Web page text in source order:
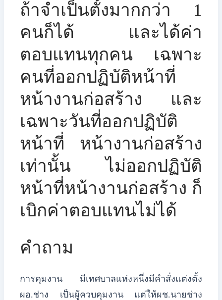
ถ้าจำเป็นตั้งมากกว่า 1
คนก็ได้ และได้ค่า
ตอบแทนทุกคน เฉพาะ
คนที่ออกปฏิบัติหน้าที่
หน้างานก่อสร้าง และ
เฉพาะวันที่ออกปฏิบัติ
หน้าที่ หน้างานก่อสร้าง
เท่านั้น ไม่ออกปฏิบัติ
หน้าที่หน้างานก่อสร้าง ก็
เบิกค่าตอบแทนไม่ได้
คำถาม
การคุมงาน มีเทศบาลแห่งหนึ่งมีคำสั่งแต่งตั้ง
ผอ.ช่าง เป็นผู้ควบคุมงาน แต่ให้ผช.นายช่าง